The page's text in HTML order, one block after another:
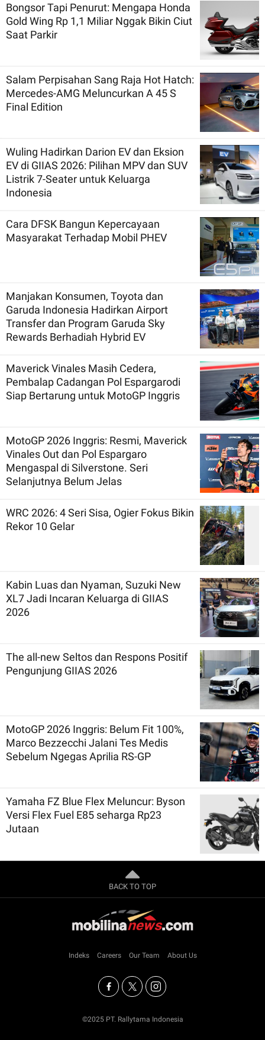
Bongsor Tapi Penurut: Mengapa Honda
Gold Wing Rp 1,1 Miliar Nggak Bikin Ciut
Saat Parkir
Salam Perpisahan Sang Raja Hot Hatch:
Mercedes-AMG Meluncurkan A 45 S
Final Edition
Wuling Hadirkan Darion EV dan Eksion
EV di GIIAS 2026: Pilihan MPV dan SUV
Listrik 7-Seater untuk Keluarga
Indonesia
Cara DFSK Bangun Kepercayaan
Masyarakat Terhadap Mobil PHEV
Manjakan Konsumen, Toyota dan
Garuda Indonesia Hadirkan Airport
Transfer dan Program Garuda Sky
Rewards Berhadiah Hybrid EV
Maverick Vinales Masih Cedera,
Pembalap Cadangan Pol Espargarodi
Siap Bertarung untuk MotoGP Inggris
MotoGP 2026 Inggris: Resmi, Maverick
Vinales Out dan Pol Espargaro
Mengaspal di Silverstone. Seri
Selanjutnya Belum Jelas
WRC 2026: 4 Seri Sisa, Ogier Fokus Bikin
Rekor 10 Gelar
Kabin Luas dan Nyaman, Suzuki New
XL7 Jadi Incaran Keluarga di GIIAS
2026
The all-new Seltos dan Respons Positif
Pengunjung GIIAS 2026
MotoGP 2026 Inggris: Belum Fit 100%,
Marco Bezzecchi Jalani Tes Medis
Sebelum Ngegas Aprilia RS-GP
Yamaha FZ Blue Flex Meluncur: Byson
Versi Flex Fuel E85 seharga Rp23
Jutaan
BACK TO TOP
Indeks Careers Our Team About Us
©2025 PT. Rallytama Indonesia